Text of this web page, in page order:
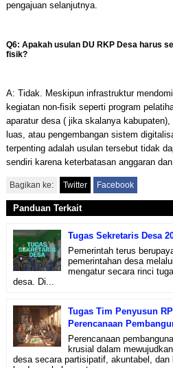
pengajuan selanjutnya.
Q6: Apakah usulan DU RKP Desa harus
fisik?
A: Tidak. Meskipun infrastruktur
kegiatan non-fisik seperti program
aparatur desa ( jika skalanya
luas, atau pengembangan sistem
terpenting adalah usulan tersebut tidak
sendiri karena keterbatasan anggaran
Bagikan ke: Twitter Facebook
Panduan Terkait
Tugas Sekretaris Desa
Pemerintah terus
pemerintahan desa
mengatur secara rinci
desa. Di...
Tugas Tim Penyusun
Perencanaan
Perencanaan
krusial dalam
desa secara partisipatif, akuntabel, dan